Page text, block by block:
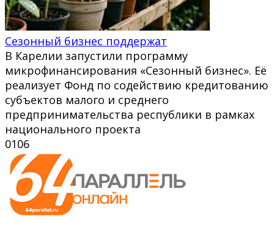
Сезонный бизнес поддержат
В Карелии запустили программу
микрофинансирования «Сезонный бизнес». Её
реализует Фонд по содействию кредитованию
субъектов малого и среднего
предпринимательства республики в рамках
национального проекта
0106